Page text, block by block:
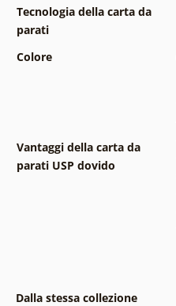
Tecnologia della carta da
parati
Colore
Vantaggi della carta da
parati USP dovido
Dalla stessa collezione